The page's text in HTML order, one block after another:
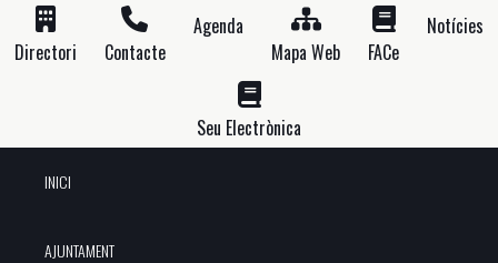
Directori Contacte
Agenda
Mapa Web
FACe
Notícies
Seu Electrònica
INICI
AJUNTAMENT